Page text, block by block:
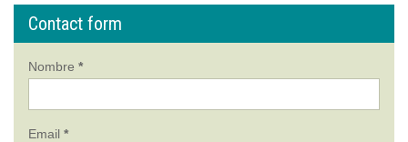
Contact form
Nombre *
Email *